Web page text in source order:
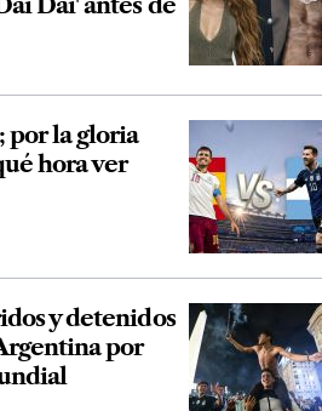
por la gloria
hora ver
y detenidos
por